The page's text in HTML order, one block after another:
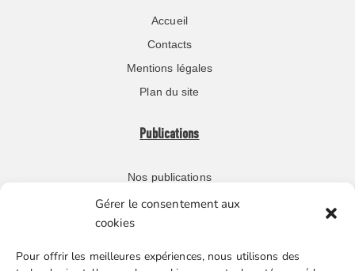
Gérer le consentement aux
cookies
Pour offrir les meilleures expériences, nous utilisons des
Accueil
Contacts
Mentions légales
Plan du site
Publications
Nos publications
Repère juridique
Missive retraités
Veille juridique FGTA-FO